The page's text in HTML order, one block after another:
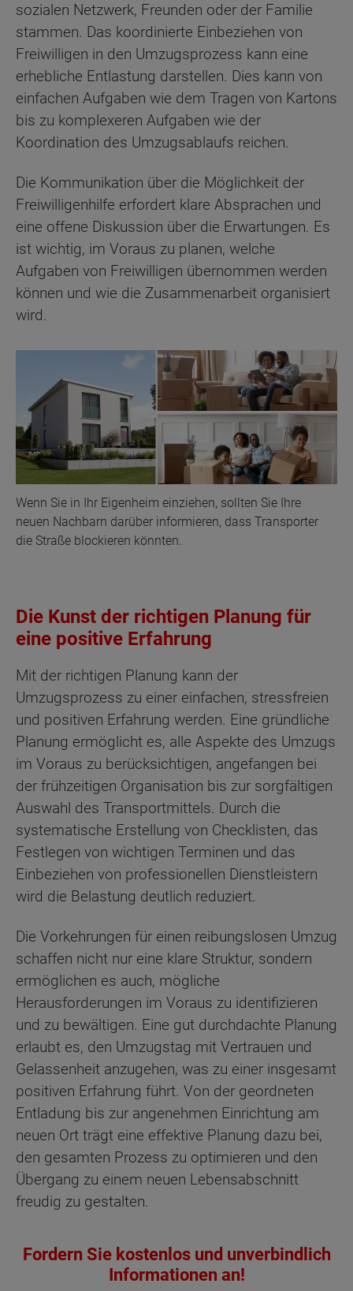
Wenn Sie in Ihr Eigenheim einziehen, sollten Sie Ihre
neuen Nachbarn darüber informieren, dass Transporter
die Straße blockieren könnten.
sozialen Netzwerk, Freunden oder der Familie
stammen. Das koordinierte Einbeziehen von
Freiwilligen in den Umzugsprozess kann eine
erhebliche Entlastung darstellen. Dies kann von
einfachen Aufgaben wie dem Tragen von Kartons
bis zu komplexeren Aufgaben wie der
Koordination des Umzugsablaufs reichen.
Die Kommunikation über die Möglichkeit der
Freiwilligenhilfe erfordert klare Absprachen und
eine offene Diskussion über die Erwartungen. Es
ist wichtig, im Voraus zu planen, welche
Aufgaben von Freiwilligen übernommen werden
können und wie die Zusammenarbeit organisiert
wird.
Die Kunst der richtigen Planung für
eine positive Erfahrung
Mit der richtigen Planung kann der
Umzugsprozess zu einer einfachen, stressfreien
und positiven Erfahrung werden. Eine gründliche
Planung ermöglicht es, alle Aspekte des Umzugs
im Voraus zu berücksichtigen, angefangen bei
der frühzeitigen Organisation bis zur sorgfältigen
Auswahl des Transportmittels. Durch die
systematische Erstellung von Checklisten, das
Festlegen von wichtigen Terminen und das
Einbeziehen von professionellen Dienstleistern
wird die Belastung deutlich reduziert.
Die Vorkehrungen für einen reibungslosen Umzug
schaffen nicht nur eine klare Struktur, sondern
ermöglichen es auch, mögliche
Herausforderungen im Voraus zu identifizieren
und zu bewältigen. Eine gut durchdachte Planung
erlaubt es, den Umzugstag mit Vertrauen und
Gelassenheit anzugehen, was zu einer insgesamt
positiven Erfahrung führt. Von der geordneten
Entladung bis zur angenehmen Einrichtung am
neuen Ort trägt eine effektive Planung dazu bei,
den gesamten Prozess zu optimieren und den
Übergang zu einem neuen Lebensabschnitt
freudig zu gestalten.
Fordern Sie kostenlos und unverbindlich
Informationen an!